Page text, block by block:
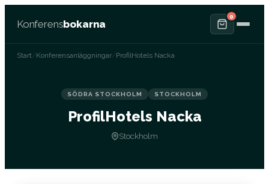
Konferensbokarna
0
Start Konferensanläggningar ProfilHotels Nacka
SÖDRA STOCKHOLM STOCKHOLM
ProfilHotels Nacka
Stockholm